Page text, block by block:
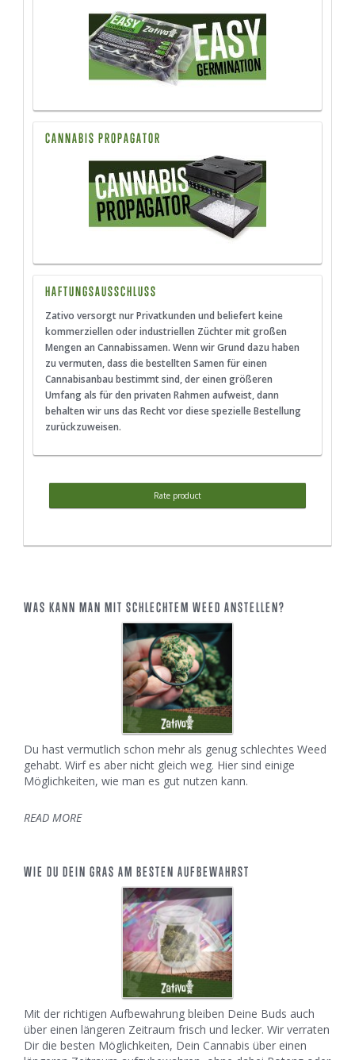
CANNABIS PROPAGATOR
HAFTUNGSAUSSCHLUSS
Zativo versorgt nur Privatkunden und beliefert keine
kommerziellen oder industriellen Züchter mit großen
Mengen an Cannabissamen. Wenn wir Grund dazu haben
zu vermuten, dass die bestellten Samen für einen
Cannabisanbau bestimmt sind, der einen größeren
Umfang als für den privaten Rahmen aufweist, dann
behalten wir uns das Recht vor diese spezielle Bestellung
zurückzuweisen.
Rate product
WAS KANN MAN MIT SCHLECHTEM WEED ANSTELLEN?
Du hast vermutlich schon mehr als genug schlechtes Weed
gehabt. Wirf es aber nicht gleich weg. Hier sind einige
Möglichkeiten, wie man es gut nutzen kann.
READ MORE
WIE DU DEIN GRAS AM BESTEN AUFBEWAHRST
Mit der richtigen Aufbewahrung bleiben Deine Buds auch
über einen längeren Zeitraum frisch und lecker. Wir verraten
Dir die besten Möglichkeiten, Dein Cannabis über einen